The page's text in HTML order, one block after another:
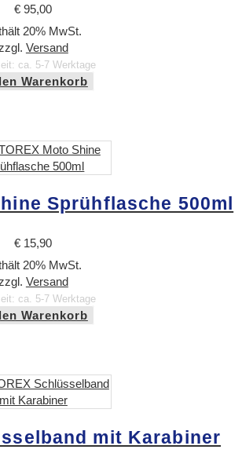
€ 95,00
20% MwSt.
Versand
ca. 5-7 Werktage
Warenkorb
Sprühflasche 500ml
€ 15,90
20% MwSt.
Versand
ca. 5-7 Werktage
Warenkorb
mit Karabiner